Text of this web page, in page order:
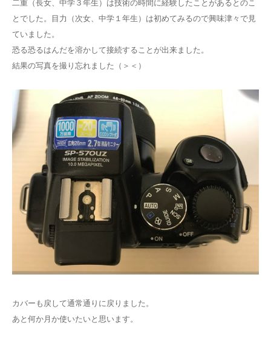
二重（長女、中学３年生）は技術の時間に経験したことがあるとのこ
とでした。目力（次女、中学１年生）は初めてみるので興味津々で見
ていました。
恐る恐るはんだを溶かして接続することが出来ました。
結果の写真を撮り忘れました（＞＜）
カバーも戻して通常通りに戻りました。
あと何か月か使いたいと思います。